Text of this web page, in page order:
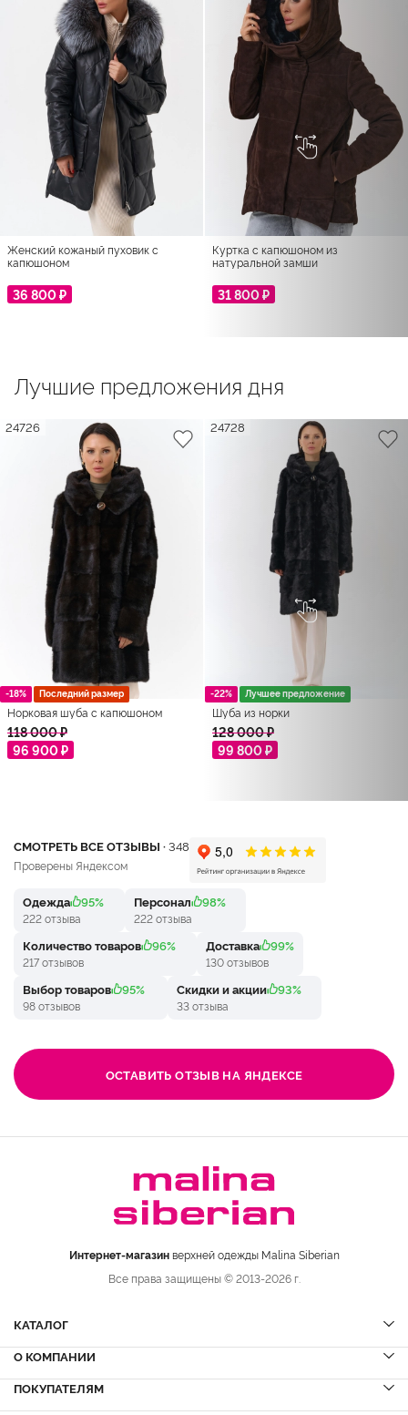
Женский кожаный пуховик с
капюшоном
36 800 ₽
Куртка с капюшоном из
натуральной замши
31 800 ₽
Лучшие предложения дня
-18% Последний размер
24726
Норковая шуба с капюшоном
118 000 ₽
96 900 ₽
-22% Лучшее предложение
24728
Шуба из норки
128 000 ₽
99 800 ₽
СМОТРЕТЬ ВСЕ ОТЗЫВЫ ·348
Проверены Яндексом
Одежда 95%
222 отзыва
Персонал 98%
222 отзыва
Количество товаров 96%
217 отзывов
Доставка 99%
130 отзывов
Выбор товаров 95%
98 отзывов
Скидки и акции 93%
33 отзыва
ОСТАВИТЬ ОТЗЫВ НА ЯНДЕКСЕ
Интернет-магазинверхней одежды Malina Siberian
Все права защищены © 2013-2026 г.
КАТАЛОГ
Шубы
Шубы из норки
Дубленки
О КОМПАНИИ
Вопрос-ответ
ПОКУПАТЕЛЯМ